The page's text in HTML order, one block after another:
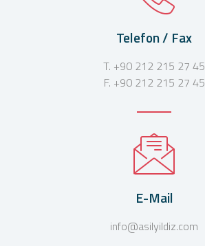
Telefon / Fax
T. +90 212 215 27 45
F. +90 212 215 27 45
E-Mail
info@asilyildiz.com